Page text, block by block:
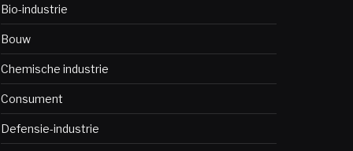
Bio-industrie
Bouw
Chemische industrie
Consument
Defensie-industrie